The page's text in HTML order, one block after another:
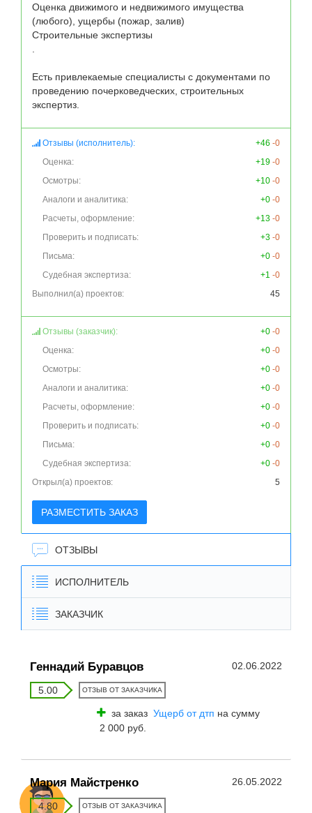
Оценка движимого и недвижимого имущества
(любого), ущербы (пожар, залив)
Строительные экспертизы
Есть привлекаемые специалисты с документами по
проведению почерковедческих, строительных
экспертиз.
Отзывы (исполнитель): +46 -0
Оценка:
+19 -0
Осмотры:
+10 -0
Аналоги и аналитика:
+0 -0
Расчеты, оформление:
+13 -0
Проверить и подписать:
+3 -0
Письма:
+0 -0
Судебная экспертиза:
+1 -0
Выполнил(а) проектов:
45
Отзывы (заказчик): +0 -0
Оценка:
+0 -0
Осмотры:
+0 -0
Аналоги и аналитика:
+0 -0
Расчеты, оформление:
+0 -0
Проверить и подписать:
+0 -0
Письма:
+0 -0
Судебная экспертиза:
+0 -0
Открыл(а) проектов:
5
РАЗМЕСТИТЬ ЗАКАЗ
ОТЗЫВЫ
ИСПОЛНИТЕЛЬ
ЗАКАЗЧИК
Геннадий Буравцов 02.06.2022
5.00 ОТЗЫВ ОТ ЗАКАЗЧИКА
за заказ Ущерб от дтп на сумму
2 000 руб.
Мария Майстренко 26.05.2022
4.80 ОТЗЫВ ОТ ЗАКАЗЧИКА